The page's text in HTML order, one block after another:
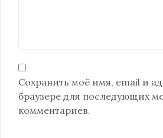
Сохранить моё имя, email и
браузере для последующих
комментариев.